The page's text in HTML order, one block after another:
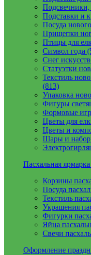
Подсвечники,
Подставки и
Посуда
Прищепки
Птицы для
Символ года
Снег
Статуэтки
Текстиль
(813)
Упаковка
Фигуры
Формовые
Цветы для
Цветы и
Шары и
Пасхальная
Корзины
Посуда
Текстиль
Украшения
Фигурки
Яйца
Свечи
Оформление